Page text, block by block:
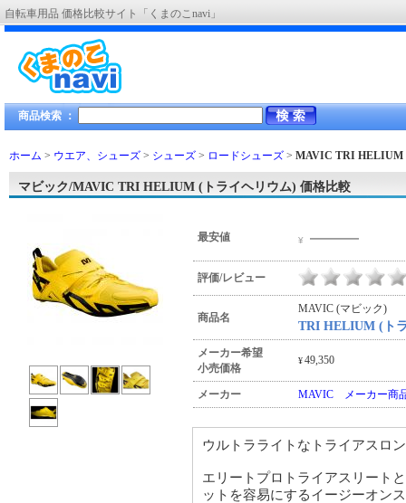
自転車用品 価格比較サイト「くまのこnavi」
商品検索 ：
ホーム > ウエア、シューズ > シューズ > ロードシューズ > MAVIC TRI HELIUM
マビック/MAVIC TRI HELIUM (トライヘリウム) 価格比較
最安値 ¥ ―――
評価/レビュー
商品名
MAVIC (マビック)
TRI HELIUM (ト
メーカー希望
小売価格
¥49,350
メーカー MAVIC メーカー商
ウルトラライトなトライアスロ
エリートプロトライアスリート
ットを容易にするイージーオン